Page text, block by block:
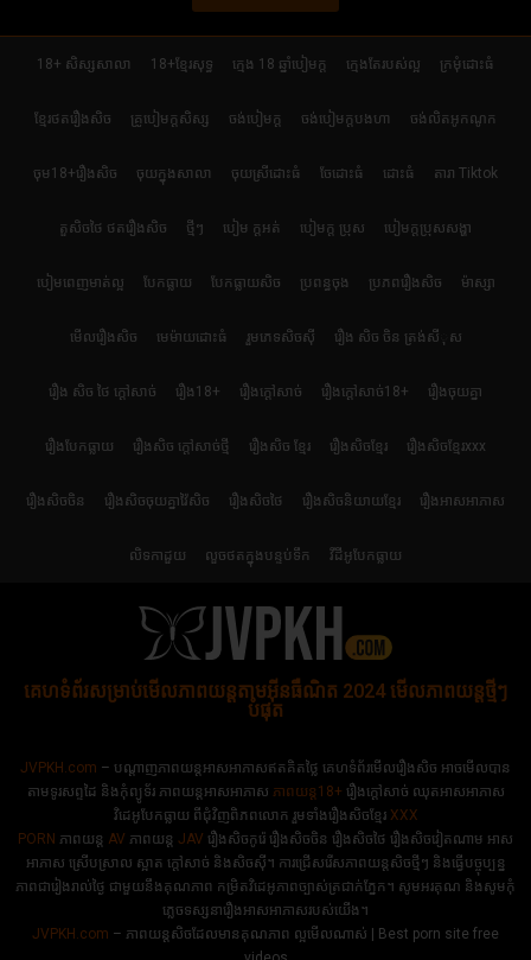
18+ សិស្សសាលា 18+ខ្មែរសុទ្ធ ក្មេង 18 ឆ្នាំបៀមក្ដ ក្មេងតែរបស់ល្អ ក្រមុំដោះធំ
ខ្មែរថតរឿងសិច គ្រូបៀមក្ដសិស្ស ចង់បៀមក្ដ ចង់បៀមក្តបងហា ចង់លិតអូកណូក
ចុម18+រឿងសិច ចុយក្នុងសាលា ចុយស្រីដោះធំ ចែដោះធំ ដោះធំ តារា Tiktok
តួសិចថៃ ថតរឿងសិច ថ្មីៗ បៀម ក្ដអត់ បៀមក្ដ ប្រុស បៀមក្តប្រុសសង្ហា
បៀមពេញមាត់ល្អ បែកធ្លាយ បែកធ្លាយសិច ប្រពន្ធចុង ប្រភពរឿងសិច ម៉ាស្សា
មើលរឿងសិច មេម៉ាយដោះធំ រួមភេទសិចស៊ី រឿង សិច ចិន ត្រង់សីុស
រឿង សិច ថៃ ក្តៅសាច់ រឿង18+ រឿងក្ដៅសាច់ រឿងក្ដៅសាច់18+ រឿងចុយគ្នា
រឿងបែកធ្លាយ រឿងសិច ក្តៅសាច់ថ្មី រឿងសិច ខ្មែរ រឿងសិចខ្មែរ រឿងសិចខ្មែរxxx
រឿងសិចចិន រឿងសិចចុយគ្នាវ៉ៃសិច រឿងសិចថៃ រឿងសិចនិយាយខ្មែរ រឿងអាសអាភាស
លិទកាដួយ លួចថតក្នុងបន្ទប់ទឹក វីដីអូបែកធ្លាយ
គេហទំព័រសម្រាប់មើលភាពយន្តតាមអ៊ីនធឺណិត 2024 មើលភាពយន្តថ្មីៗ
បំផុត
JVPKH.com – បណ្ដាញភាពយន្តអាសអាភាសឥតគិតថ្លៃ គេហទំព័រមើលរឿងសិច អាចមើលបាន
តាមទូរសព្ទដៃ និងកុំព្យូទ័រ ភាពយន្តអាសអាភាស ភាពយន្ត18+​​ រឿងក្ដៅសាច់ ឈុតអាសអាភាស
វិដេអូបែកធ្លាយ ពីជុំវិញពិភពលោក រួមទាំងរឿងសិចខ្មែរ XXX
PORN ភាពយន្ត AV ភាពយន្ត JAV រឿងសិចកូរ៉េ រឿងសិចចិន​ រឿងសិចថៃ រឿងសិចវៀតណាម អាស
អាភាស ស្រើបស្រាល ស្អាត ក្ដៅសាច់ និងសិចស៊ី។ ការជ្រើសរើសភាពយន្តសិចថ្មីៗ និងធ្វើបច្ចុប្បន្ន
ភាពជារៀងរាល់ថ្ងៃ ជាមួយនឹងគុណភាព កម្រិតវិដេអូភាពច្បាស់ត្រជាក់ភ្នែក។ សូមអរគុណ និងសូមកុំ
ភ្លេចទស្សនារឿងអាសអាភាសរបស់យើង។
JVPKH.com – ភាពយន្តសិចដែលមានគុណភាព ល្អមើលណាស់ | Best porn site free